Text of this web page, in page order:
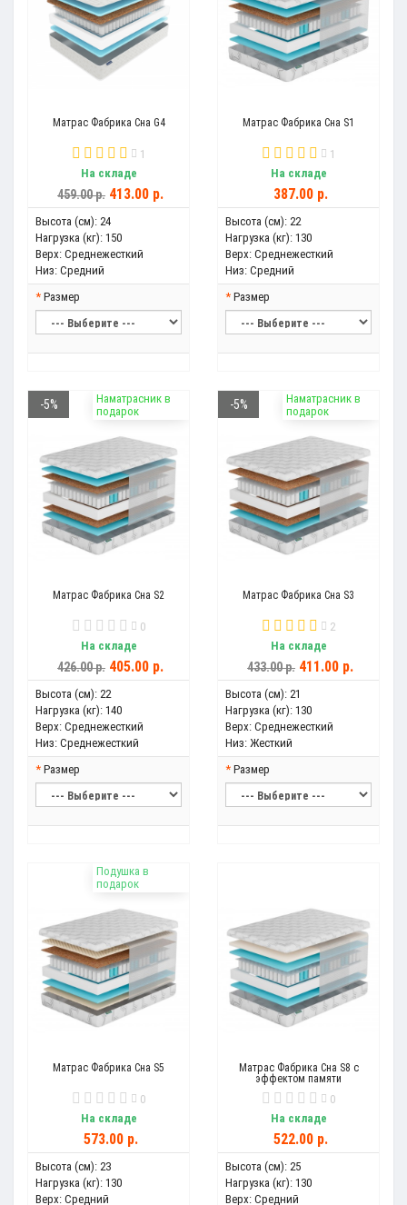
Матрас Фабрика Сна G4
1
На складе
459.00 р. 413.00 р.
Высота (см): 24
Нагрузка (кг): 150
Верх: Среднежесткий
Низ: Средний
Размер
Матрас Фабрика Сна S1
1
На складе
387.00 р.
Высота (см): 22
Нагрузка (кг): 130
Верх: Среднежесткий
Низ: Средний
Размер
Наматрасник в
подарок
-5%
Матрас Фабрика Сна S2
0
На складе
426.00 р. 405.00 р.
Высота (см): 22
Нагрузка (кг): 140
Верх: Среднежесткий
Низ: Среднежесткий
Размер
Наматрасник в
подарок
-5%
Матрас Фабрика Сна S3
2
На складе
433.00 р. 411.00 р.
Высота (см): 21
Нагрузка (кг): 130
Верх: Среднежесткий
Низ: Жесткий
Размер
Подушка в
подарок
Матрас Фабрика Сна S5
0
На складе
573.00 р.
Высота (см): 23
Нагрузка (кг): 130
Верх: Средний
Матрас Фабрика Сна S8 с
эффектом памяти
0
На складе
522.00 р.
Высота (см): 25
Нагрузка (кг): 130
Верх: Средний